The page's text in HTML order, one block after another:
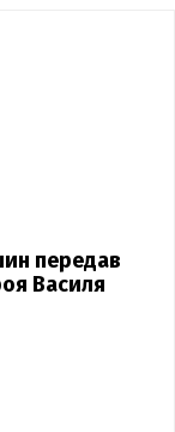
передав
Василя